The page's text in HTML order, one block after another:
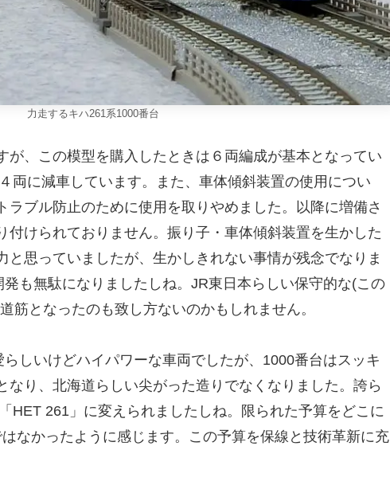
力走するキハ261系1000番台
が、この模型を購入したときは６両編成が基本となってい
両に減車しています。また、車体傾斜装置の使用につい
ラブル防止のために使用を取りやめました。以降に増備さ
付けられておりません。振り子・車体傾斜装置を生かした
と思っていましたが、生かしきれない事情が残念でなりま
も無駄になりましたしね。JR東日本らしい保守的な(この
筋となったのも致し方ないのかもしれません。
しいけどハイパワーな車両でしたが、1000番台はスッキ
なり、北海道らしい尖がった造りでなくなりました。誇ら
HET 261」に変えられましたしね。限られた予算をどこに
なかったように感じます。この予算を保線と技術革新に充